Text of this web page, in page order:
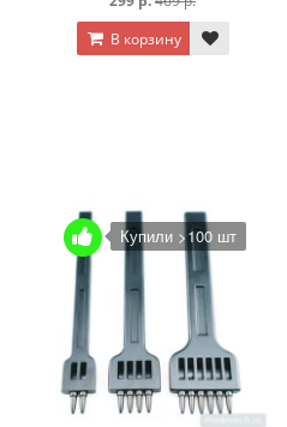
В корзину
Купили >100 шт